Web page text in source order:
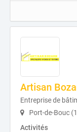
Artisan
Entreprise de
Port-de-Bouc
Activités